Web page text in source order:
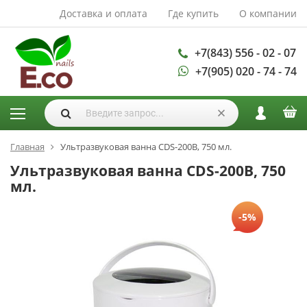
Доставка и оплата Где купить О компании
+7(843) 556 - 02 - 07
+7(905) 020 - 74 - 74
АКСЕССУАРЫ И
РАСХОДНЫЕ
МАТЕРИАЛЫ
Аксессуары
Запасные
лампы
Кисти
Одноразовая
Пилки
моделирования
Главная Ультразвуковая ванна CDS-200B, 750 мл.
Ультразвуковая ванна CDS-200B, 750
мл.
-5%